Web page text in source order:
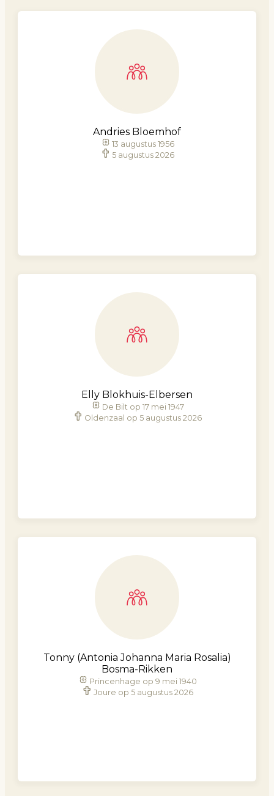
Andries Bloemhof
13 augustus 1956
5 augustus 2026
Elly Blokhuis-Elbersen
De Bilt op 17 mei 1947
Oldenzaal op 5 augustus 2026
Tonny (Antonia Johanna Maria Rosalia)
Bosma-Rikken
Princenhage op 9 mei 1940
Joure op 5 augustus 2026